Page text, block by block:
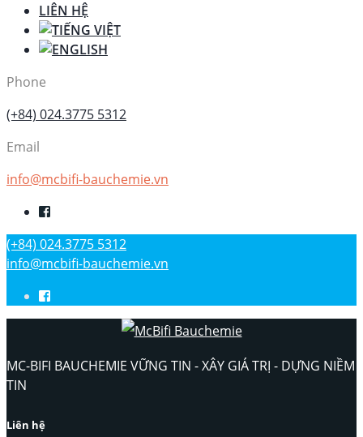
LIÊN HỆ
Phone
(+84) 024.3775 5312
Email
info@mcbifi-bauchemie.vn
(+84) 024.3775 5312
info@mcbifi-bauchemie.vn
MC-BIFI BAUCHEMIE VỮNG TIN - XÂY GIÁ TRỊ - DỰNG NIỀM
TIN
Liên hệ